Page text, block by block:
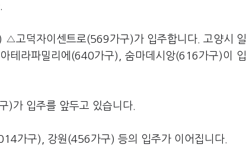
고덕자이센트로(569가구)가 입주합니다. 고양시 일
테라파밀리에(640가구), 숨마데시앙(616가구)이 입
)가 입주를 앞두고 있습니다.
가구), 강원(456가구) 등의 입주가 이어집니다.